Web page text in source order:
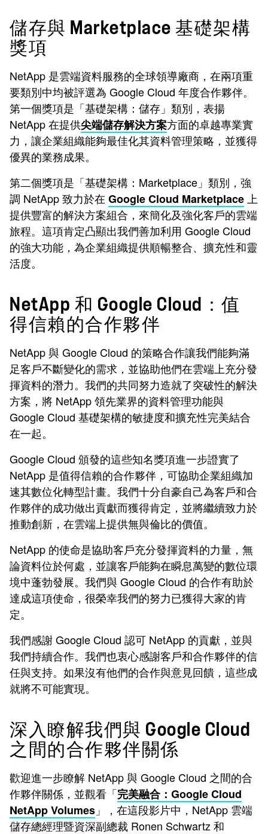
儲存與 Marketplace 基礎架構
獎項
NetApp 是雲端資料服務的全球領導廠商，在兩項重
要類別中均被評選為 Google Cloud 年度合作夥伴。
第一個獎項是「基礎架構：儲存」類別，表揚
NetApp 在提供尖端儲存解決方案方面的卓越專業實
力，讓企業組織能夠最佳化其資料管理策略，並獲得
優異的業務成果。
第二個獎項是「基礎架構：Marketplace」類別，強
調 NetApp 致力於在 Google Cloud Marketplace 上
提供豐富的解決方案組合，來簡化及強化客戶的雲端
旅程。這項肯定凸顯出我們善加利用 Google Cloud
的強大功能，為企業組織提供順暢整合、擴充性和靈
活度。
NetApp 和 Google Cloud：值
得信賴的合作夥伴
NetApp 與 Google Cloud 的策略合作讓我們能夠滿
足客戶不斷變化的需求，並協助他們在雲端上充分發
揮資料的潛力。我們的共同努力造就了突破性的解決
方案，將 NetApp 領先業界的資料管理功能與
Google Cloud 基礎架構的敏捷度和擴充性完美結合
在一起。
Google Cloud 頒發的這些知名獎項進一步證實了
NetApp 是值得信賴的合作夥伴，可協助企業組織加
速其數位化轉型計畫。我們十分自豪自己為客戶和合
作夥伴的成功做出貢獻而獲得肯定，並將繼續致力於
推動創新，在雲端上提供無與倫比的價值。
NetApp 的使命是協助客戶充分發揮資料的力量，無
論資料位於何處，並讓客戶能夠在瞬息萬變的數位環
境中蓬勃發展。我們與 Google Cloud 的合作有助於
達成這項使命，很榮幸我們的努力已獲得大家的肯
定。
我們感謝 Google Cloud 認可 NetApp 的貢獻，並與
我們持續合作。我們也衷心感謝客戶和合作夥伴的信
任與支持。如果沒有他們的合作與意見回饋，這些成
就將不可能實現。
深入瞭解我們與 Google Cloud
之間的合作夥伴關係
歡迎進一步瞭解 NetApp 與 Google Cloud 之間的合
作夥伴關係，並觀看「完美融合：Google Cloud
NetApp Volumes 」，在這段影片中，NetApp 雲端
儲存總經理暨資深副總裁 Ronen Schwartz 和